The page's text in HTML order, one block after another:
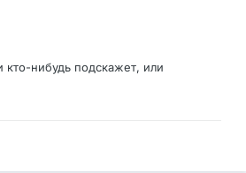
кто-нибудь подскажет, или